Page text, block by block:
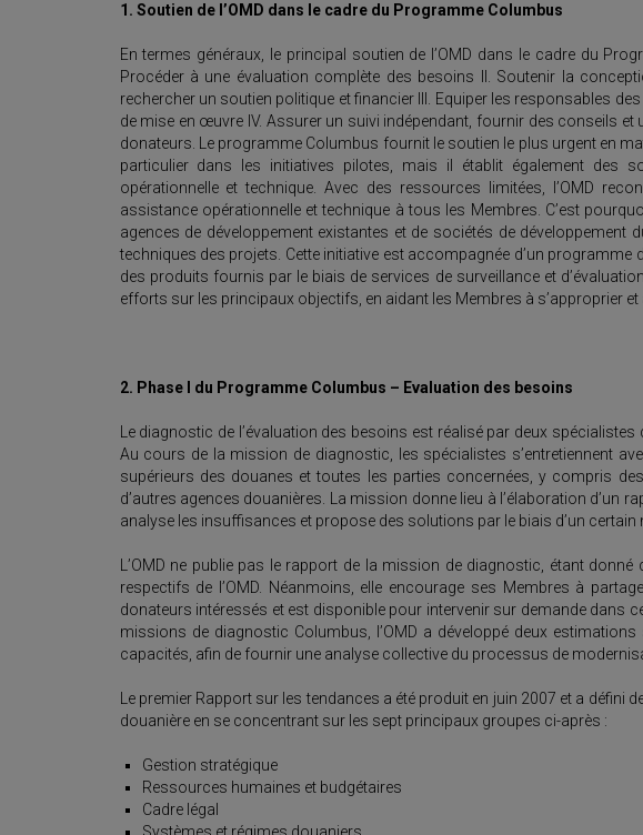
1. Soutien de l’OMD dans le cadre du Programme Columbus
En termes généraux, le principal soutien de l’OMD dans le cadre du
Procéder à une évaluation complète des besoins II. Soutenir la
rechercher un soutien politique et financier III. Equiper les responsables
de mise en œuvre IV. Assurer un suivi indépendant, fournir des conseils et
donateurs. Le programme Columbus fournit le soutien le plus urgent en
particulier dans les initiatives pilotes, mais il établit également des
opérationnelle et technique. Avec des ressources limitées, l’OMD
assistance opérationnelle et technique à tous les Membres. C’est
agences de développement existantes et de sociétés de développement
techniques des projets. Cette initiative est accompagnée d’un programme
des produits fournis par le biais de services de surveillance et
efforts sur les principaux objectifs, en aidant les Membres à s’approprier
2. Phase I du Programme Columbus – Evaluation des besoins
Le diagnostic de l’évaluation des besoins est réalisé par deux
Au cours de la mission de diagnostic, les spécialistes s’entretiennent
supérieurs des douanes et toutes les parties concernées, y compris
d’autres agences douanières. La mission donne lieu à l’élaboration d’un
analyse les insuffisances et propose des solutions par le biais d’un
L’OMD ne publie pas le rapport de la mission de diagnostic, étant
respectifs de l’OMD. Néanmoins, elle encourage ses Membres à
donateurs intéressés et est disponible pour intervenir sur demande dans
missions de diagnostic Columbus, l’OMD a développé deux
capacités, afin de fournir une analyse collective du processus de
Le premier Rapport sur les tendances a été produit en juin 2007 et a défini
douanière en se concentrant sur les sept principaux groupes ci-après :
Gestion stratégique
Ressources humaines et budgétaires
Cadre légal